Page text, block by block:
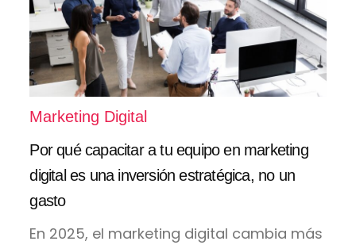
Marketing Digital
Por qué capacitar a tu equipo en marketing
digital es una inversión estratégica, no un
gasto
En 2025, el marketing digital cambia más